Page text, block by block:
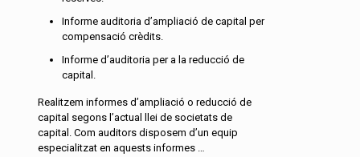
Informe auditoria d’ampliació de capital per
compensació crèdits.
Informe d’auditoria per a la reducció de
capital.
Realitzem informes d’ampliació o reducció de
capital segons l’actual llei de societats de
capital. Com auditors disposem d’un equip
especialitzat en aquests informes …